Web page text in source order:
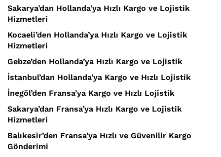
Sakarya’dan Hollanda’ya Hızlı Kargo ve Lojistik
Hizmetleri
Kocaeli’den Hollanda’ya Hızlı Kargo ve Lojistik
Hizmetleri
Gebze’den Hollanda’ya Hızlı Kargo ve Lojistik
İstanbul’dan Hollanda’ya Kargo ve Hızlı Lojistik
İnegöl’den Fransa’ya Kargo ve Hızlı Lojistik
Sakarya’dan Fransa’ya Hızlı Kargo ve Lojistik
Hizmetleri
Balıkesir’den Fransa’ya Hızlı ve Güvenilir Kargo
Gönderimi